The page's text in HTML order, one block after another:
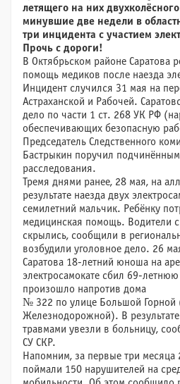
летящего на них
минувшие две недели в
три инцидента с участием
Прочь с дороги!
В Октябрьском районе Саратова
помощь медиков после наезда
Инцидент случился 31 мая на
Астраханской и Рабочей.
дело по части 1 ст. 268 УК РФ
обеспечивающих безопасную
Председатель Следственного
Бастрыкин поручил
расследования.
Тремя днями ранее, 28 мая, на
результате наезда двух
семилетний мальчик. Ребёнку
медицинская помощь. Водители
скрылись, сообщили в
возбудили уголовное дело. 26
Саратова 18-летний юноша на
электросамокате сбил 69-
произошло напротив дома
№ 322 по улице Большой Горной
Железнодорожной). В
травмами увезли в больницу,
СУ СКР.
Напомним, за первые три месяца
поймали 150 нарушителей на